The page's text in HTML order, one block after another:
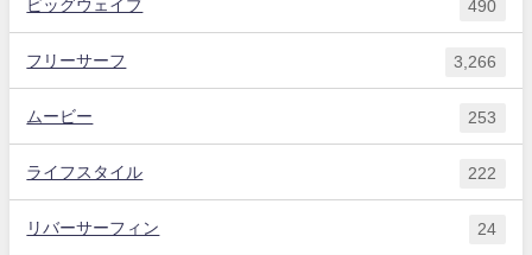
ビッグウェイブ 490
フリーサーフ 3,266
ムービー 253
ライフスタイル 222
リバーサーフィン 24